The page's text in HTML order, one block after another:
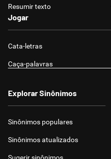
Resumir texto
Jogar
Cata-letras
Caça-palavras
Explorar Sinônimos
Sinônimos populares
Sinônimos atualizados